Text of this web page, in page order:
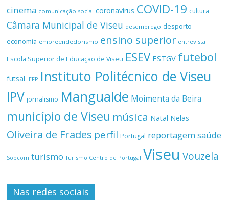
cinema comunicação social coronavírus COVID-19 cultura
Câmara Municipal de Viseu desemprego desporto
economia empreendedorismo ensino superior entrevista
Escola Superior de Educação de Viseu ESEV ESTGV futebol
futsal IEFP Instituto Politécnico de Viseu
IPV jornalismo Mangualde Moimenta da Beira
município de Viseu música Natal Nelas
Oliveira de Frades perfil Portugal reportagemsaúde
Sopcom turismo Turismo Centro de Portugal Viseu Vouzela
Nas redes sociais